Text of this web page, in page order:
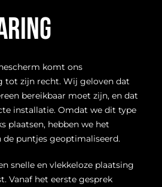
komt ons
tot zijn recht. Wij geloven dat
bereikbaar moet zijn, en dat
installatie. Omdat we dit type
plaatsen, hebben we het
puntjes geoptimaliseerd.
snelle en vlekkeloze plaatsing
Vanaf het eerste gesprek